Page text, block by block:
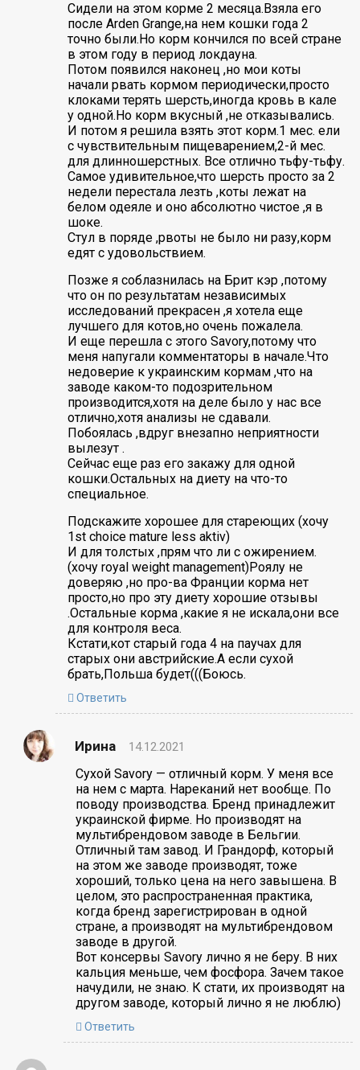
Сидели на этом корме 2 месяца.Взяла его
после Arden Grange,на нем кошки года 2
точно были.Но корм кончился по всей стране
в этом году в период локдауна.
Потом появился наконец ,но мои коты
начали рвать кормом периодически,просто
клоками терять шерсть,иногда кровь в кале
у одной.Но корм вкусный ,не отказывались.
И потом я решила взять этот корм.1 мес. ели
с чувствительным пищеварением,2-й мес.
для длинношерстных. Все отлично тьфу-тьфу.
Самое удивительное,что шерсть просто за 2
недели перестала лезть ,коты лежат на
белом одеяле и оно абсолютно чистое ,я в
шоке.
Стул в поряде ,рвоты не было ни разу,корм
едят с удовольствием.
Позже я соблазнилась на Брит кэр ,потому
что он по результатам независимых
исследований прекрасен ,я хотела еще
лучшего для котов,но очень пожалела.
И еще перешла с этого Savory,потому что
меня напугали комментаторы в начале.Что
недоверие к украинским кормам ,что на
заводе каком-то подозрительном
производится,хотя на деле было у нас все
отлично,хотя анализы не сдавали.
Побоялась ,вдруг внезапно неприятности
вылезут .
Сейчас еще раз его закажу для одной
кошки.Остальных на диету на что-то
специальное.
Подскажите хорошее для стареющих (хочу
1st choice mature less aktiv)
И для толстых ,прям что ли с ожирением.
(хочу royal weight management)Роялу не
доверяю ,но про-ва Франции корма нет
просто,но про эту диету хорошие отзывы
.Остальные корма ,какие я не искала,они все
для контроля веса.
Кстати,кот старый года 4 на паучах для
старых они австрийские.А если сухой
брать,Польша будет(((Боюсь.
Ответить
Ирина 14.12.2021
Сухой Savory — отличный корм. У меня все
на нем с марта. Нареканий нет вообще. По
поводу производства. Бренд принадлежит
украинской фирме. Но производят на
мультибрендовом заводе в Бельгии.
Отличный там завод. И Грандорф, который
на этом же заводе производят, тоже
хороший, только цена на него завышена. В
целом, это распространенная практика,
когда бренд зарегистрирован в одной
стране, а производят на мультибрендовом
заводе в другой.
Вот консервы Savory лично я не беру. В них
кальция меньше, чем фосфора. Зачем такое
начудили, не знаю. К стати, их производят на
другом заводе, который лично я не люблю)
Ответить